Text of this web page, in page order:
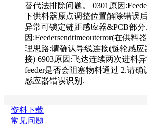
替代法排除问题。 0301原因
下供料器原点调整位置解除错误
异常可锁定链距感应器&PCB部分
因:Feedersendtimeouterror(在供料
理思路:请确认导线连接(链轮感应
接) 6903原因:飞达连续两次进料
feeder是否会阻塞物料通过 2.请
感应器错误识别.
资料下载
常见问题